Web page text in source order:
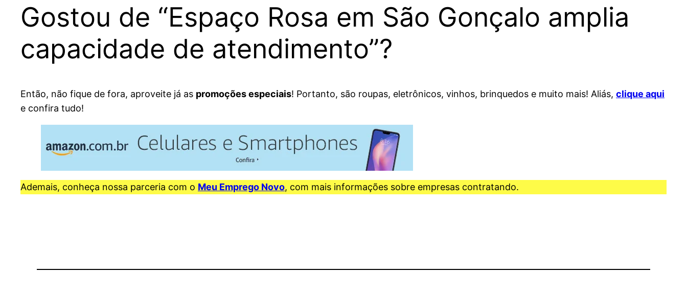
Gostou de “Espaço Rosa em São Gonçalo amplia
capacidade de atendimento”?
Então, não fique de fora, aproveite já as promoções especiais! Portanto, são roupas, eletrônicos, vinhos, brinquedos e muito mais! Aliás, clique aqui
e confira tudo!
Ademais, conheça nossa parceria com o Meu Emprego Novo, com mais informações sobre empresas contratando.